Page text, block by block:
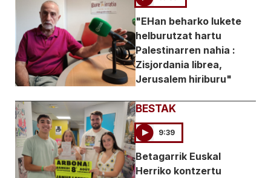
"EHan beharko lukete
helburutzat hartu
Palestinarren nahia :
Zisjordania librea,
Jerusalem hiriburu"
BESTAK
9:39
Betagarrik Euskal
Herriko kontzertu